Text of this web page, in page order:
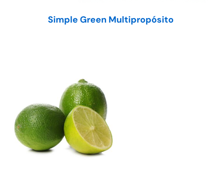
Simple Green Multipropósito